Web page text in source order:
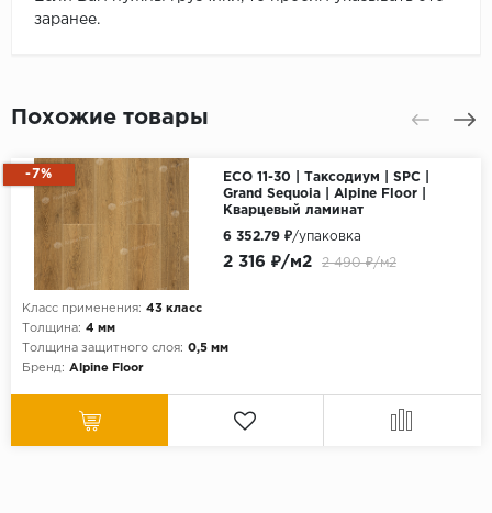
заранее.
Похожие товары
-7%
ECO 11-30 | Таксодиум | SPC |
Grand Sequoia | Alpine Floor |
Кварцевый ламинат
Класс применения: 43 класс
Толщина: 4 мм
Толщина защитного слоя: 0,5 мм
Бренд: Alpine Floor
2 316 ₽/м2 2 490 ₽/м2
6 352.79 ₽/упаковка